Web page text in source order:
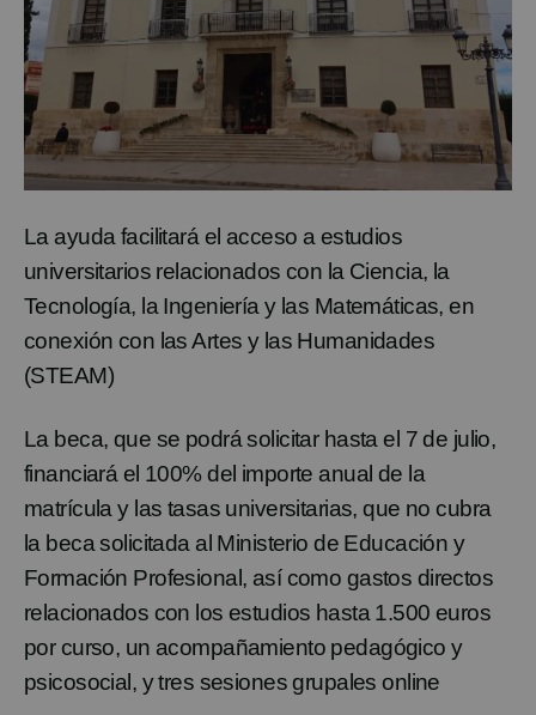
La ayuda facilitará el acceso a estudios
universitarios relacionados con la Ciencia, la
Tecnología, la Ingeniería y las Matemáticas, en
conexión con las Artes y las Humanidades
(STEAM)
La beca, que se podrá solicitar hasta el 7 de julio,
financiará el 100% del importe anual de la
matrícula y las tasas universitarias, que no cubra
la beca solicitada al Ministerio de Educación y
Formación Profesional, así como gastos directos
relacionados con los estudios hasta 1.500 euros
por curso, un acompañamiento pedagógico y
psicosocial, y tres sesiones grupales online